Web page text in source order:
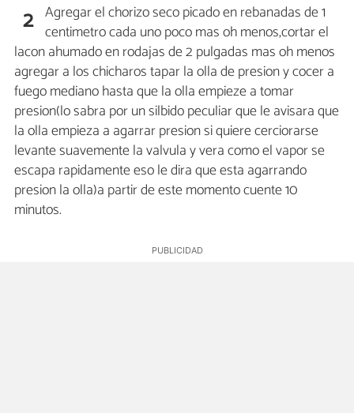
2 Agregar el chorizo seco picado en rebanadas de 1
centimetro cada uno poco mas oh menos,cortar el
lacon ahumado en rodajas de 2 pulgadas mas oh menos
agregar a los chicharos tapar la olla de presion y cocer a
fuego mediano hasta que la olla empieze a tomar
presion(lo sabra por un silbido peculiar que le avisara que
la olla empieza a agarrar presion si quiere cerciorarse
levante suavemente la valvula y vera como el vapor se
escapa rapidamente eso le dira que esta agarrando
presion la olla)a partir de este momento cuente 10
minutos.